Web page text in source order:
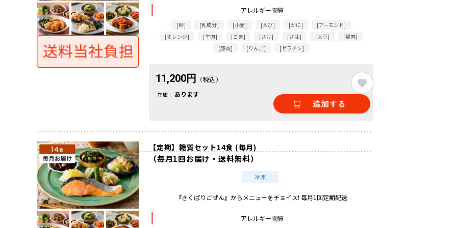
アレルギー物質
[卵] [乳成分] [小麦] [えび] [かに]
[アーモンド]
[オレンジ]
[牛肉] [ごま] [さけ] [さば] [大豆]
[鶏肉]
[豚肉]
[りんご] [ゼラチン]
11,200円 （税込）
在庫： あります
【定期】糖質セット14食 (毎月)
（毎月1回お届け・送料無料）
『きくばりごぜん』からメニューをチョイス! 毎月1回定期配送
アレルギー物質